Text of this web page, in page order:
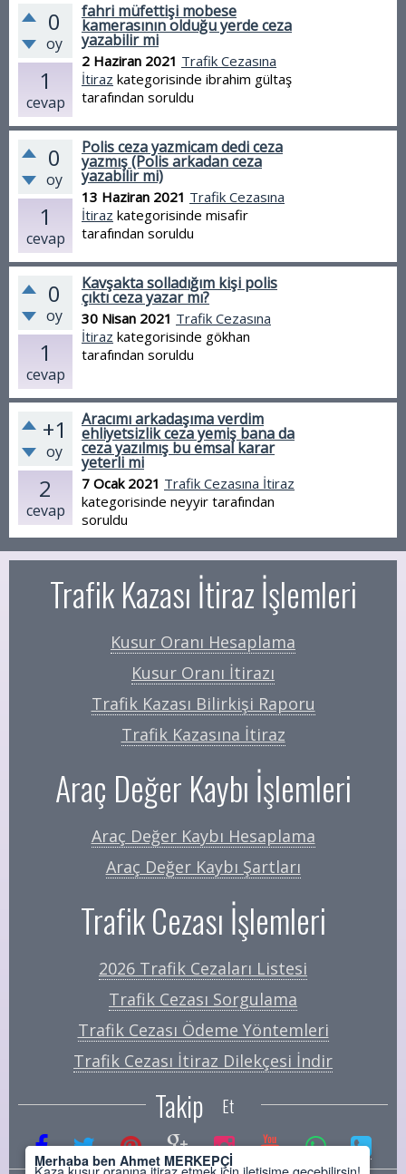
0
oy
1
cevap
fahri müfettişi mobese
kamerasının olduğu yerde ceza
yazabilir mi
2 Haziran 2021 Trafik Cezasına
İtiraz kategorisinde ibrahim gültaş
tarafından soruldu
0
oy
1
cevap
Polis ceza yazmicam dedi ceza
yazmış (Polis arkadan ceza
yazabilir mi)
13 Haziran 2021 Trafik Cezasına
İtiraz kategorisinde misafir
tarafından soruldu
0
oy
1
cevap
Kavşakta solladığım kişi polis
çıktı ceza yazar mı?
30 Nisan 2021 Trafik Cezasına
İtiraz kategorisinde gökhan
tarafından soruldu
+1
oy
2
cevap
Aracımı arkadaşıma verdim
ehliyetsizlik ceza yemiş bana da
ceza yazılmış bu emsal karar
yeterli mi
7 Ocak 2021 Trafik Cezasına İtiraz
kategorisinde neyyir tarafından
soruldu
Merhaba ben Ahmet MERKEPÇİ
Trafik Kazası İtiraz İşlemleri
Kusur Oranı Hesaplama
Kusur Oranı İtirazı
Trafik Kazası Bilirkişi Raporu
Trafik Kazasına İtiraz
Araç Değer Kaybı İşlemleri
Araç Değer Kaybı Hesaplama
Araç Değer Kaybı Şartları
Trafik Cezası İşlemleri
2026 Trafik Cezaları Listesi
Trafik Cezası Sorgulama
Trafik Cezası Ödeme Yöntemleri
Trafik Cezası İtiraz Dilekçesi İndir
Takip Et